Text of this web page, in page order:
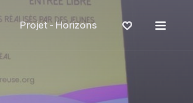
Projet - Horizons